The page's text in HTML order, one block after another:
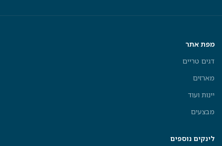
מפת אתר
דגים טריים
מארזים
יינות ועוד
מבצעים
לינקים נוספים